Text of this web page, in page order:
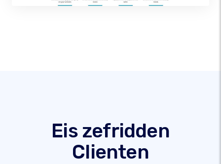
Eis zefridden
Clienten